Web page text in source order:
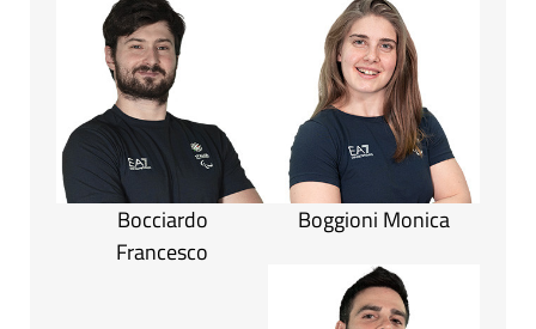
Bocciardo
Francesco
Boggioni Monica